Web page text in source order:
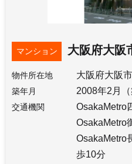
マンション 大阪府大阪
物件所在地 大阪府大阪
築年月 2008年2月（
交通機関
OsakaMetro
OsakaMetro
OsakaMetro
歩10分